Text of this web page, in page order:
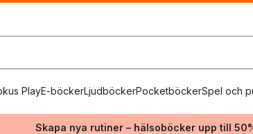
PlayE-böckerLjudböckerPocketböckerSpel och
Skapa nya rutiner – hälsoböcker upp till